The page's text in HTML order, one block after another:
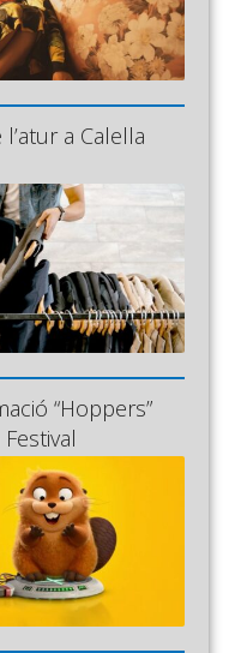
a Calella
“Hoppers”